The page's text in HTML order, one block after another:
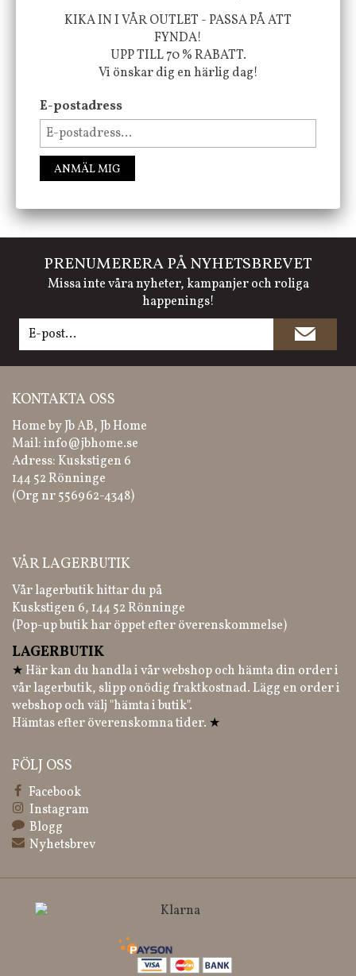
att öka ditt välmående!
FÖLJ OSS PÅ INSTAGRAM @JBHOME
PRENUMERERA PÅ NYHETSBREVET
Missa inte våra nyheter, kampanjer och roliga
happenings!
KONTAKTA OSS
Home by Jb AB, Jb Home
Mail:info@jbhome.se
Adress: Kuskstigen 6
144 52 Rönninge
(Org nr 556962-4348)
VÅR LAGERBUTIK
Vår lagerbutik hittar du på
Kuskstigen 6, 144 52 Rönninge
(Pop-up butik har öppet efter överenskommelse)
LAGERBUTIK
★ Här kan du handla i vår webshop och hämta din order i
vår lagerbutik, slipp onödig fraktkostnad. Lägg en order i
webshop och välj "hämta i butik".
Hämtas efter överenskomna tider. ★
FÖLJ OSS
Facebook
Instagram
Blogg
Nyhetsbrev
KIKA IN I VÅR OUTLET - PASSA PÅ ATT
FYNDA!
UPP TILL 70 % RABATT.
Vi önskar dig en härlig dag!
E-postadress
ANMÄL MIG